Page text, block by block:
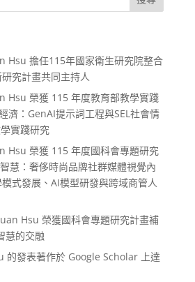
Hsu 擔任115年國家衛生研究院整合
究計畫共同主持人
Hsu 榮獲 115 年度教育部教學實踐
濟：GenAI提示詞工程與SEL社會情
實踐研究
Hsu 榮獲 115 年度國科會專題研究
慧：奢侈時尚品牌社群媒體視覺內
式發展、AI模型研發與跨域商管人
Hsu 榮獲國科會專題研究計畫補
慧的交融
的發表著作於 Google Scholar 上達